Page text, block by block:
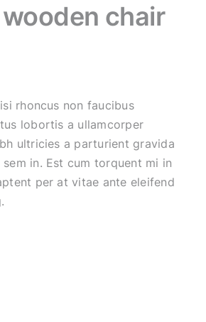
chair
rhoncus non faucibus
lobortis a ullamcorper
ultricies a parturient gravida
in. Est cum torquent mi in
per at vitae ante eleifend